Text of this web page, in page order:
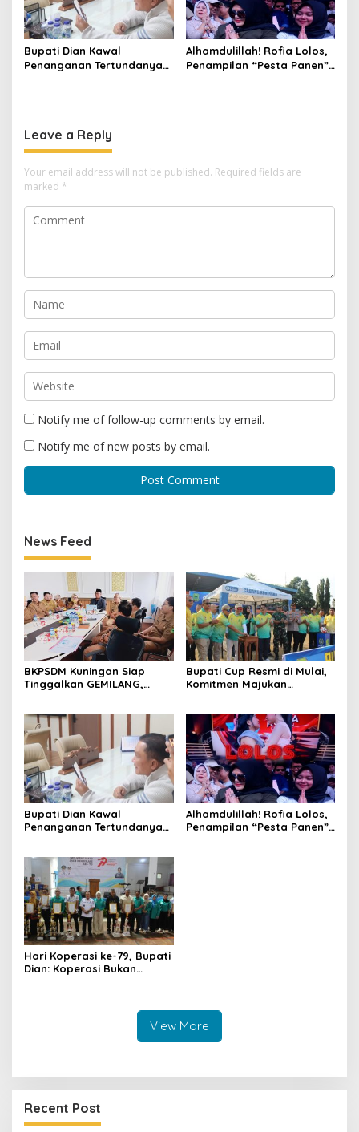
Bupati Dian Kawal
Penanganan Tertundanya
Alhamdulillah! Rofia Lolos,
Penampilan “Pesta Panen”
Leave a Reply
Your email address will not be published. Required fields are
marked *
Notify me of follow-up comments by email.
Notify me of new posts by email.
News Feed
BKPSDM Kuningan Siap
Tinggalkan GEMILANG,
ASN
Bupati Cup Resmi di Mulai,
Komitmen Majukan
Bupati Dian Kawal
Penanganan Tertundanya
Jemaah Dipenuhi
Alhamdulillah! Rofia Lolos,
Penampilan “Pesta Panen”
Hari Koperasi ke-79, Bupati
Dian: Koperasi Bukan
View More
Recent Post